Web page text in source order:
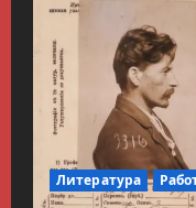
Литература